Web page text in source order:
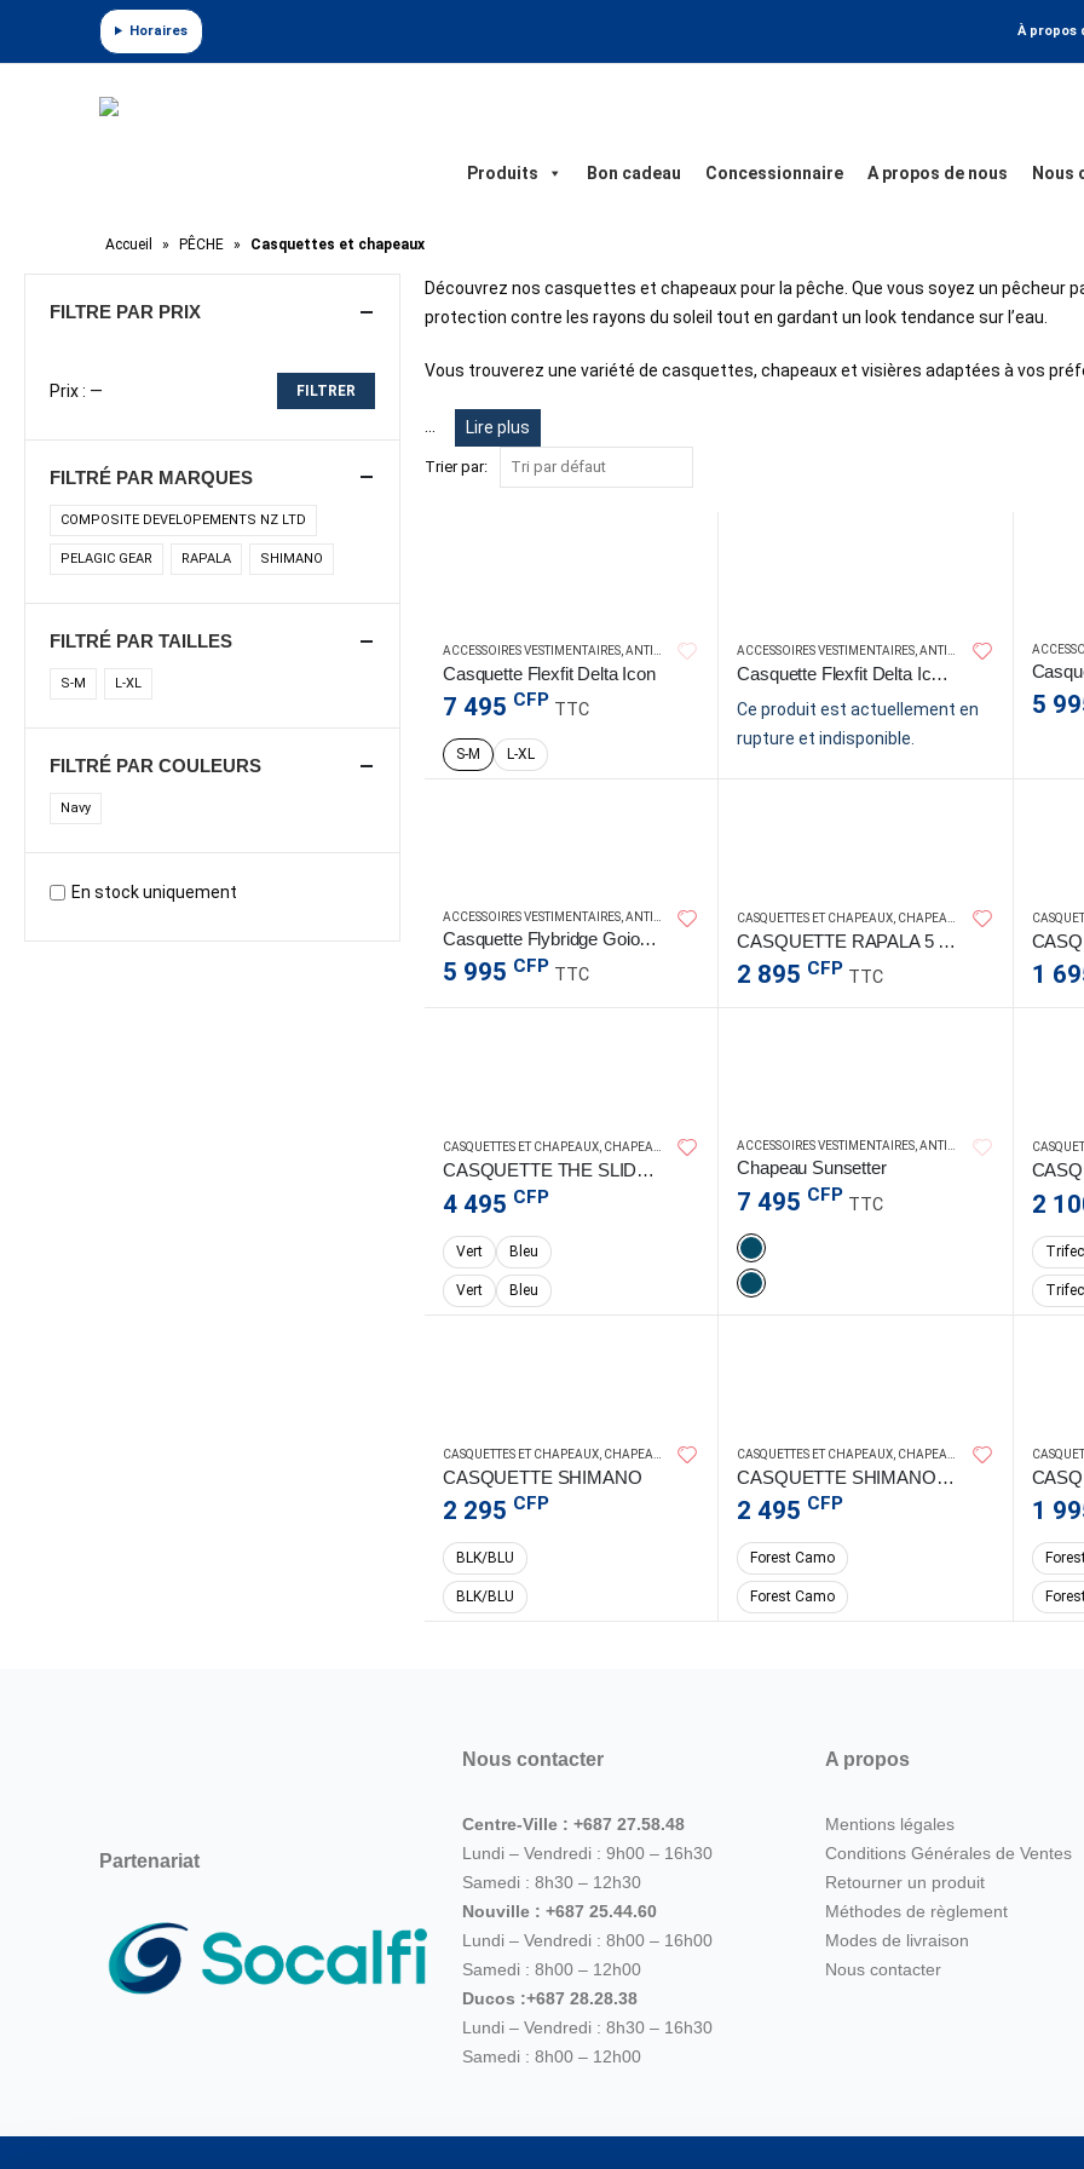
Horaires À propos
Produits Bon cadeau Concessionnaire A propos de nous Nous
Accueil » PÊCHE » Casquettes et chapeaux
Découvrez nos casquettes et chapeaux pour la pêche. Que vous soyez un pêcheur
protection contre les rayons du soleil tout en gardant un look tendance sur l’eau.
Vous trouverez une variété de casquettes, chapeaux et visières adaptées à vos
... Lire plus
Trier par:
ACCESSOIRES VESTIMENTAIRES ANTI-UV ANTI-UV HOMMES,CASQUETTES ET CHAPEAUX, CHAPEAUX &
Casquette Flexfit Delta Icon
7 495 CFP TTC
S-M L-XL
ACCESSOIRES VESTIMENTAIRES ,ANTI-UV ANTI-UV HOMMES,
Casquette Flexfit Delta Icon LGY
Ce produit est actuellement en
rupture et indisponible.
5
ACCESSOIRES VESTIMENTAIRES ANTI-UV ANTI-UV HOMMES,CASQUETTES ET CHAPEAUX, CHAPEAUX &
Casquette Flybridge Goione Marlin
5 995 CFP TTC
CASQUETTES ET CHAPEAUX CHAPEAUX ET CASQUETTES
CASQUETTE RAPALA 5 LED CAMO
2 895 CFP TTC 1
CASQUETTES ET CHAPEAUX, CHAPEAUX ET CASQUETTES PELAGIC GEAR
CASQUETTE THE SLIDE OFFSHORE DORADO
4 495 CFP
Vert Bleu
Vert Bleu
ACCESSOIRES VESTIMENTAIRES,ANTI-UV ANTI-UV HOMMES,
Chapeau Sunsetter
7 495 CFP TTC 2
CASQUETTES ET CHAPEAUX CHAPEAUX ET CASQUETTES SHIMANO
CASQUETTE SHIMANO
2 295 CFP
BLK/BLU
BLK/BLU
CASQUETTES ET CHAPEAUX CHAPEAUX ET CASQUETTES
CASQUETTE SHIMANO – FOREST CAMO
2 495 CFP
Forest Camo
Forest Camo
1
FILTRE PAR PRIX
FILTRER
Prix : —
FILTRÉ PAR MARQUES
COMPOSITE DEVELOPEMENTS NZ LTD
PELAGIC GEAR RAPALA SHIMANO
FILTRÉ PAR TAILLES
S-M L-XL
FILTRÉ PAR COULEURS
Navy
En stock uniquement
Partenariat
Nous contacter
Centre-Ville : +687 27.58.48
Lundi – Vendredi : 9h00 – 16h30
Samedi : 8h30 – 12h30
Nouville : +687 25.44.60
Lundi – Vendredi : 8h00 – 16h00
Samedi : 8h00 – 12h00
Ducos :+687 28.28.38
Lundi – Vendredi : 8h30 – 16h30
Samedi : 8h00 – 12h00
A propos
Mentions légales
Conditions Générales de Ventes
Retourner un produit
Méthodes de règlement
Modes de livraison
Nous contacter
Panneau de gestion des cookies